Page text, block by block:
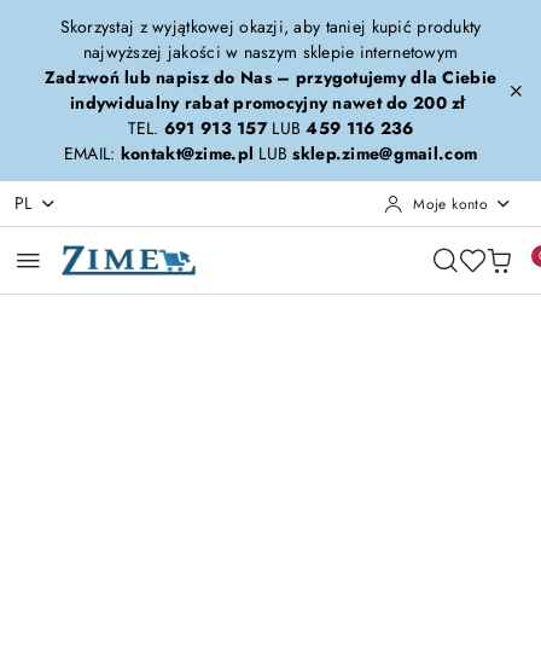
Przejdź do treści głównej
Przejdź do wyszukiwarki
Przejdź do moje konto
Przejdź do menu głównego
Przejdź do opisu produktu
Przejdź do stopki
Skorzystaj z wyjątkowej okazji, aby taniej kupić produkty
najwyższej jakości w naszym sklepie internetowym
Zadzwoń lub napisz do Nas – przygotujemy dla Ciebie
indywidualny rabat promocyjny nawet do 200 zł
TEL. 691 913 157LUB459 116 236
EMAIL: kontakt@zime.pl LUBsklep.zime@gmail.com
PL Moje konto